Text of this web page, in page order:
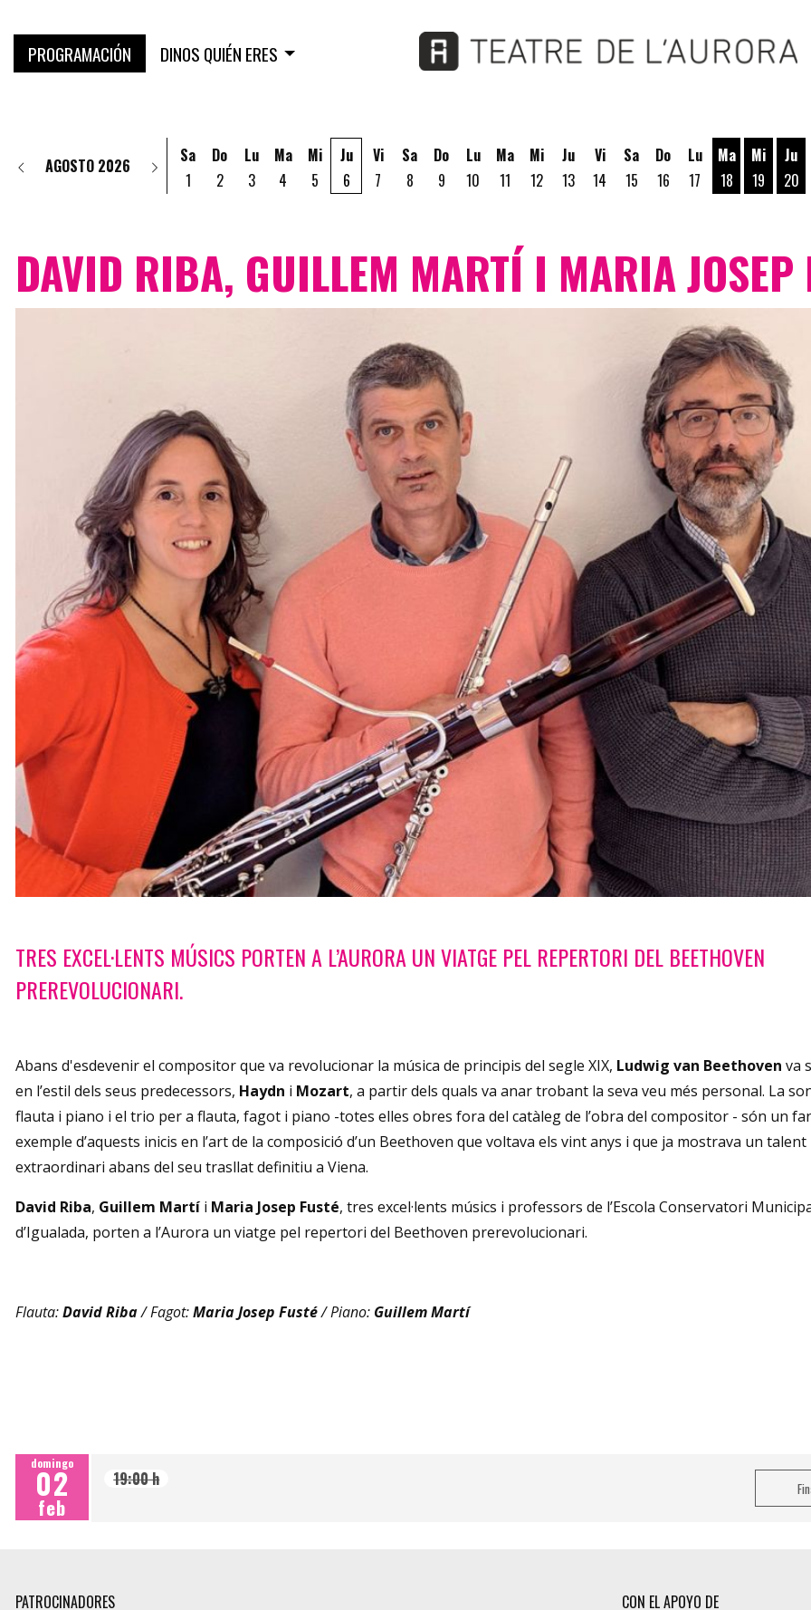
PROGRAMACIÓN DINOS QUIÉN ERES
AGOSTO 2026
Sa
1
Do
2
Lu
3
Ma
4
Mi
5
Ju
6
Vi
7
Sa
8
Do
9
Lu
10
Ma
11
Mi
12
Ju
13
Vi
14
Sa
15
Do
16
Lu
17
Ma
18
Mi
19
Ju
20
DAVID RIBA, GUILLEM MARTÍ I MARIA JOSEP
TRES EXCEL·LENTS MÚSICS PORTEN A L’AURORA UN VIATGE PEL REPERTORI DEL BEETHOVEN
PREREVOLUCIONARI.
Abans d'esdevenir el compositor que va revolucionar la música de principis del segle XIX, Ludwig van Beethoven va
en l’estil dels seus predecessors, Haydn i Mozart, a partir dels quals va anar trobant la seva veu més personal. La
flauta i piano i el trio per a flauta, fagot i piano -totes elles obres fora del catàleg de l’obra del compositor - són un
exemple d’aquests inicis en l’art de la composició d’un Beethoven que voltava els vint anys i que ja mostrava un talent
extraordinari abans del seu trasllat definitiu a Viena.
David Riba, Guillem Martí i Maria Josep Fusté, tres excel·lents músics i professors de l’Escola Conservatori
d’Igualada, porten a l’Aurora un viatge pel repertori del Beethoven prerevolucionari.
Flauta:David Riba/ Fagot:Maria Josep Fusté/ Piano: Guillem Martí
domingo
02
feb
19:00 h
PATROCINADORES CON EL APOYO DE